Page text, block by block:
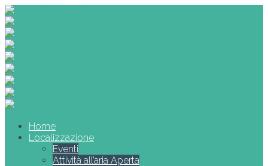
Home
Localizzazione
Eventi
Attività all’aria Aperta